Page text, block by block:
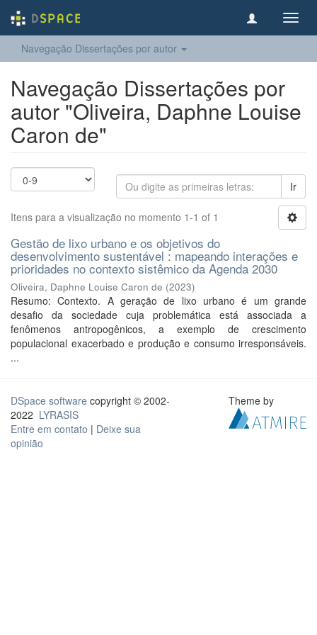
Navegação Dissertações por autor
Navegação Dissertações por
autor "Oliveira, Daphne Louise
Caron de"
Ir
Itens para a visualização no momento 1-1 of 1
Gestão de lixo urbano e os objetivos do
desenvolvimento sustentável : mapeando interações e
prioridades no contexto sistêmico da Agenda 2030
Oliveira, Daphne Louise Caron de (2023)
Resumo: Contexto. A geração de lixo urbano é um grande
desafio da sociedade cuja problemática está associada a
fenômenos antropogênicos, a exemplo de crescimento
populacional exacerbado e produção e consumo irresponsáveis.
...
DSpace software copyright © 2002-
2022 LYRASIS
Entre em contato | Deixe sua
opinião
Theme by